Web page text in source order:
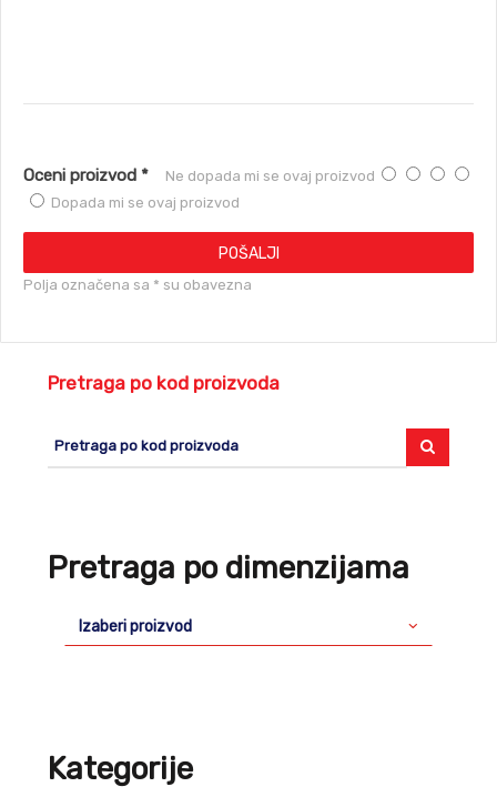
Pretraga po kod proizvoda
Pretraga po dimenzijama
Izaberi proizvod
Kategorije
Oceni proizvod * Ne dopada mi se ovaj proizvod
Dopada mi se ovaj proizvod
POŠALJI
Polja označena sa * su obavezna